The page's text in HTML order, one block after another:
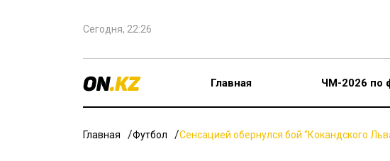
Сегодня, 22:26
Главная ЧМ-2026 по
Главная Футбол Сенсацией обернулся бой "Кокандского